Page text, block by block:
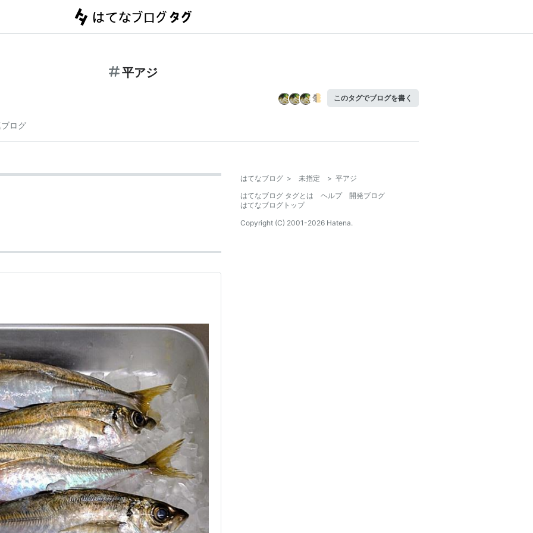
平アジ
このタグでブログを書く
ログ
はてなブログ > 未指定 > 平アジ
はてなブログ タグとは
ヘルプ
開発ブログ
はてなブログトップ
Copyright (C) 2001-2026 Hatena.